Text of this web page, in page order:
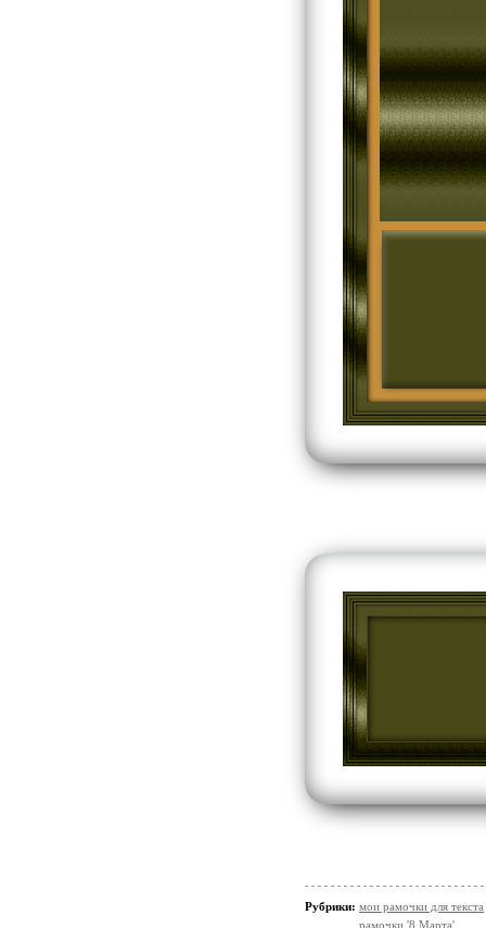
Рубрики: мои рамочки для текста
рамочки '8 Марта'